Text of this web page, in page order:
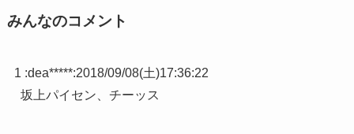
みんなのコメント
1 :dea*****:2018/09/08(土)17:36:22
坂上パイセン、チーッス